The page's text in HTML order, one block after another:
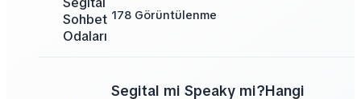
178 Görüntülenme
Segital mi Speaky mi?Hangi